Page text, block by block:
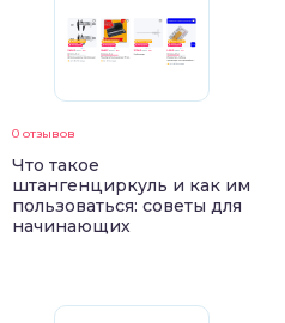
0 отзывов
Что такое
штангенциркуль и как им
пользоваться: советы для
начинающих